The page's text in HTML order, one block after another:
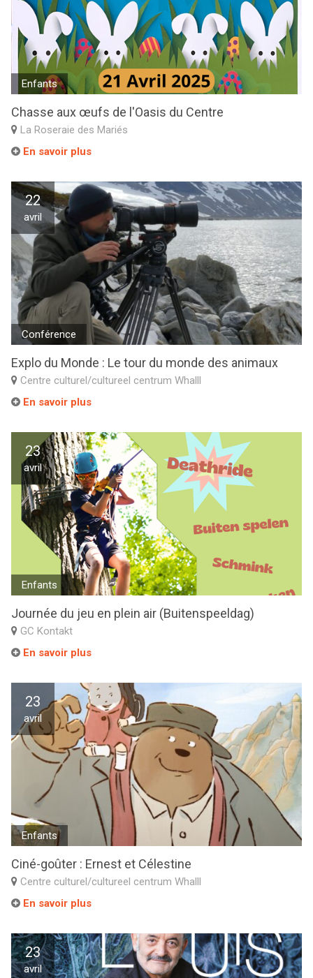
Enfants
Chasse aux œufs de l'Oasis du Centre
La Roseraie des Mariés
En savoir plus
22
avril
Conférence
Explo du Monde : Le tour du monde des animaux
Centre culturel/cultureel centrum Whalll
En savoir plus
23
avril
Enfants
Journée du jeu en plein air (Buitenspeeldag)
GC Kontakt
En savoir plus
23
avril
Enfants
Ciné-goûter : Ernest et Célestine
Centre culturel/cultureel centrum Whalll
En savoir plus
23
avril